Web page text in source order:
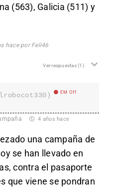
(563), Galicia (511) y
hace por Feli46
Ver respuestas(1)
EM Off
4 años hace
una campaña de
se han llevado en
contra el pasaporte
que viene se pondran